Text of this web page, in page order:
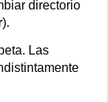
directorio
).
Las